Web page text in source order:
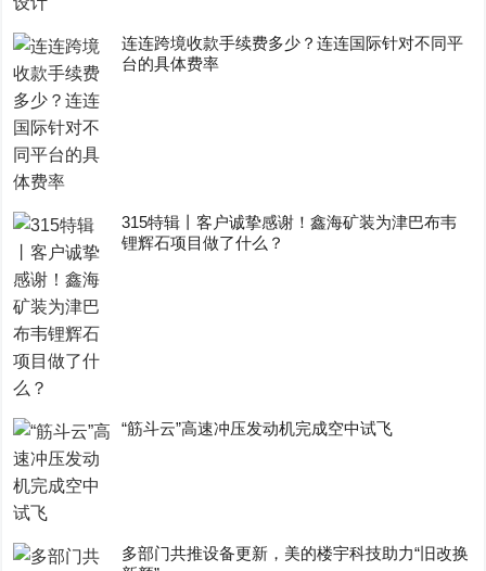
连连跨境收款手续费多少？连连国际针对不同平
台的具体费率
315特辑丨客户诚挚感谢！鑫海矿装为津巴布韦
锂辉石项目做了什么？
“筋斗云”高速冲压发动机完成空中试飞
多部门共推设备更新，美的楼宇科技助力“旧改换